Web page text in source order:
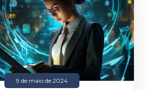
9 de maio de 2024